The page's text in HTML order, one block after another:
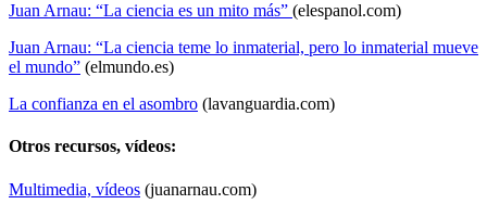
Juan Arnau: “La ciencia es un mito más” (elespanol.com)
Juan Arnau: “La ciencia teme lo inmaterial, pero lo inmaterial mueve
el mundo” (elmundo.es)
La confianza en el asombro (lavanguardia.com)
Otros recursos, vídeos:
Multimedia, vídeos (juanarnau.com)